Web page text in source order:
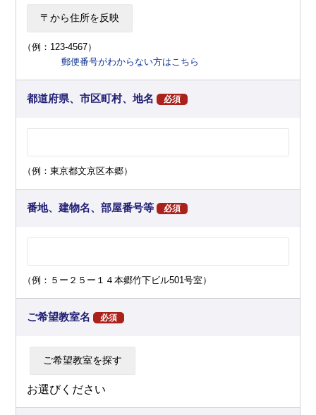
（例：123-4567）
郵便番号がわからない方はこちら
都道府県、市区町村、地名 必須
（例：東京都文京区本郷）
番地、建物名、部屋番号等 必須
（例：５ー２５ー１４本郷竹下ビル501号室）
ご希望教室名 必須
お選びください